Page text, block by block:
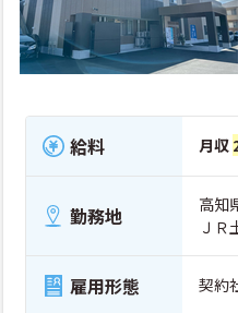
給料 月収
勤務地
高知
ＪＲ
雇用形態 契約